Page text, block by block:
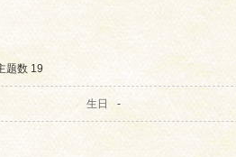
题数 19
生日 -